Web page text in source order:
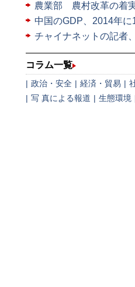
農業部 農村改革の着
中国のGDP、2014年
チャイナネットの記者
コラム一覧
| 政治・安全 | 経済・貿易 |
| 写 真による報道 | 生態環境